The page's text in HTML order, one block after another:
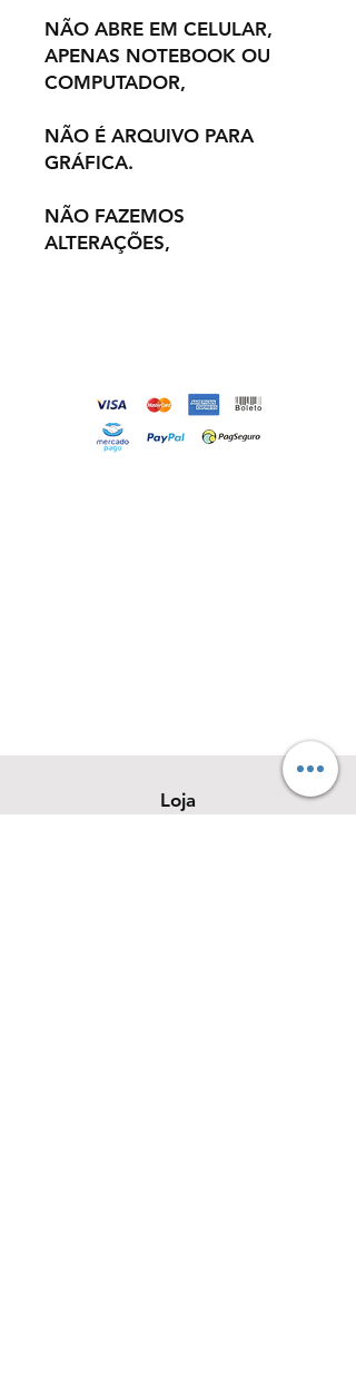
NÃO ABRE EM CELULAR,
APENAS NOTEBOOK OU
COMPUTADOR,
NÃO É ARQUIVO PARA
GRÁFICA.
NÃO FAZEMOS
ALTERAÇÕES,
Loja